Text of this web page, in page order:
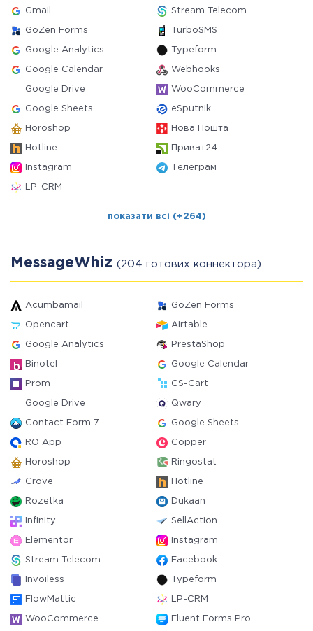
Gmail Stream Telecom
GoZen Forms TurboSMS
Google Analytics Typeform
Google Calendar Webhooks
Google Drive WooCommerce
Google Sheets eSputnik
Horoshop Нова Пошта
Hotline Приват24
Instagram Телеграм
LP-CRM
показати всі (+264)
MessageWhiz (204 готових коннектора)
Acumbamail GoZen Forms
Opencart Airtable
Google Analytics PrestaShop
Binotel Google Calendar
Prom CS-Cart
Google Drive Qwary
Contact Form 7 Google Sheets
RO App Copper
Horoshop Ringostat
Crove Hotline
Rozetka Dukaan
Infinity SellAction
Elementor Instagram
Stream Telecom Facebook
Invoiless Typeform
FlowMattic LP-CRM
WooCommerce Fluent Forms Pro